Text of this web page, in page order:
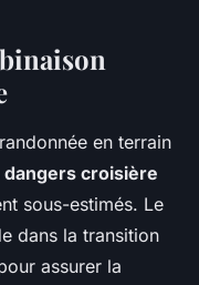
en terrain
dangers croisière
sous-estimés. Le
dans la transition
assurer la